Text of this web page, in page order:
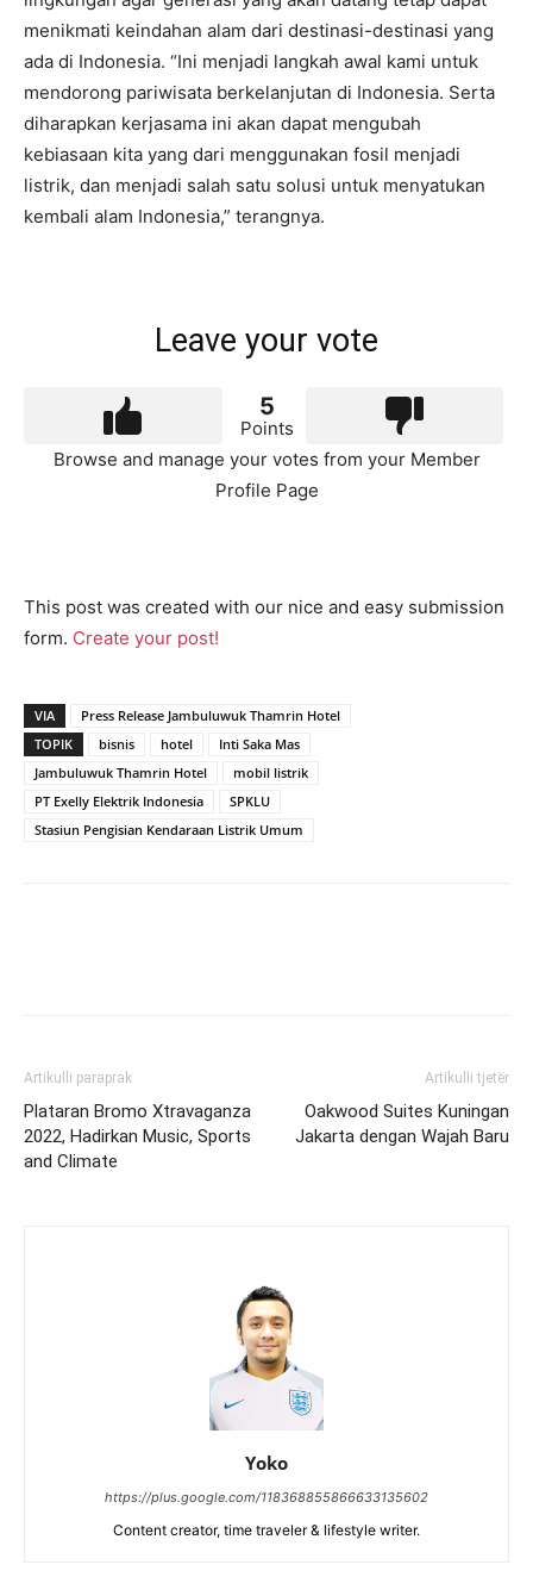
menikmati keindahan alam dari destinasi-destinasi yang
ada di Indonesia. “Ini menjadi langkah awal kami untuk
mendorong pariwisata berkelanjutan di Indonesia. Serta
diharapkan kerjasama ini akan dapat mengubah
kebiasaan kita yang dari menggunakan fosil menjadi
listrik, dan menjadi salah satu solusi untuk menyatukan
kembali alam Indonesia,” terangnya.
Leave your vote
5
Points
Browse and manage your votes from your Member
Profile Page
This post was created with our nice and easy submission
form. Create your post!
VIA
Press Release Jambuluwuk Thamrin Hotel
TOPIK
bisnis hotel
Inti Saka Mas
Jambuluwuk Thamrin Hotel
mobil listrik
PT Exelly Elektrik Indonesia
SPKLU
Stasiun Pengisian Kendaraan Listrik Umum
Artikulli paraprak
Plataran Bromo Xtravaganza
2022, Hadirkan Music, Sports
and Climate
Artikulli tjetër
Oakwood Suites Kuningan
Jakarta dengan Wajah Baru
Yoko
https://plus.google.com/118368855866633135602
Content creator, time traveler & lifestyle writer.